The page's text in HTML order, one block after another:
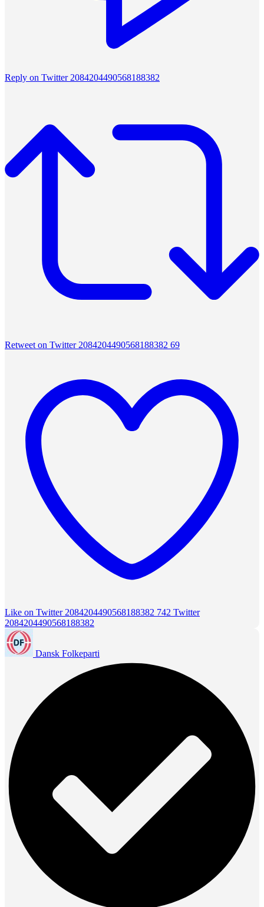
Reply on Twitter 2084204490568188382
Retweet on Twitter 2084204490568188382 69
Like on Twitter 2084204490568188382 742 Twitter
2084204490568188382
Dansk Folkeparti